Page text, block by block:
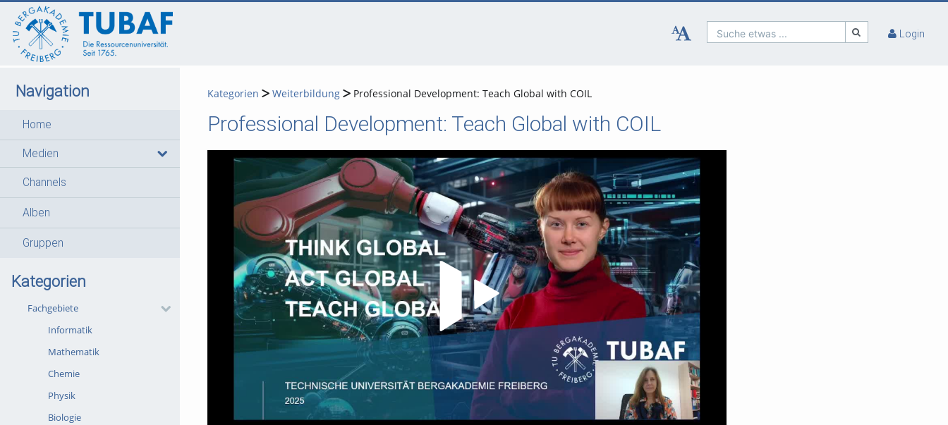
Suche etwas ... Login
Navigation
Home
Medien
Channels
Alben
Gruppen
Kategorien
Fachgebiete
Informatik
Mathematik
Chemie
Physik
Biologie
Kategorien Weiterbildung Professional Development: Teach Global with COIL
Professional Development: Teach Global with COIL
Video abspielen